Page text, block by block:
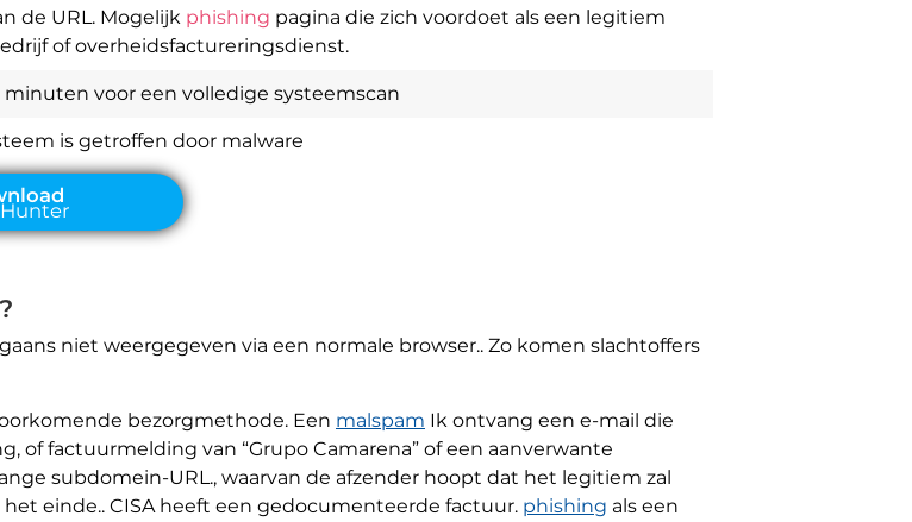
de URL. Mogelijk phishing pagina die zich voordoet als een legitiem
of overheidsfactureringsdienst.
minuten voor een volledige systeemscan
is getroffen door malware
niet weergegeven via een normale browser.. Zo komen slachtoffers
bezorgmethode. Een malspam Ik ontvang een e-mail die
of factuurmelding van “Grupo Camarena” of een aanverwante
subdomein-URL., waarvan de afzender hoopt dat het legitiem zal
einde.. CISA heeft een gedocumenteerde factuur. phishing als een